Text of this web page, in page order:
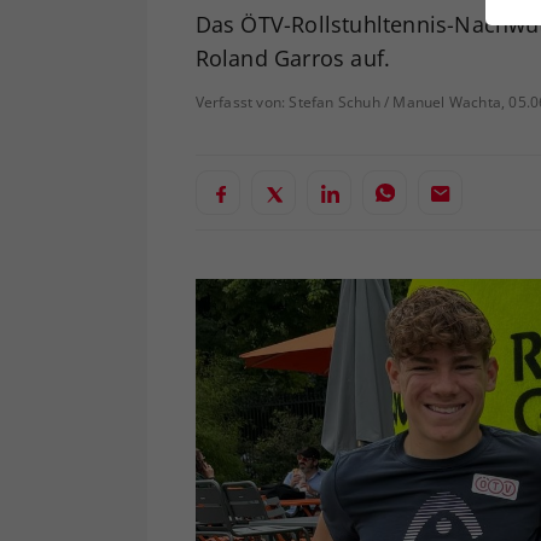
Das ÖTV-Rollstuhltennis-
Roland Garros auf.
Verfasst von: Stefan Schuh / Manuel Wachta,